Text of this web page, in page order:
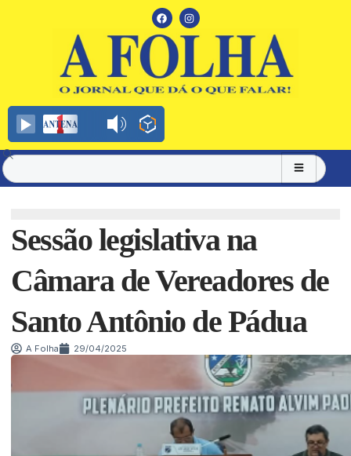
Sessão legislativa na
Câmara de Vereadores de
Santo Antônio de Pádua
A Folha 29/04/2025